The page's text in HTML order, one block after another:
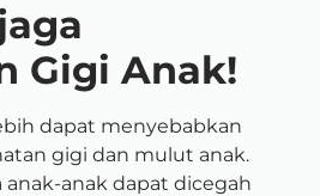
Gigi Anak!
dapat menyebabkan
gigi dan mulut anak.
anak-anak dapat dicegah